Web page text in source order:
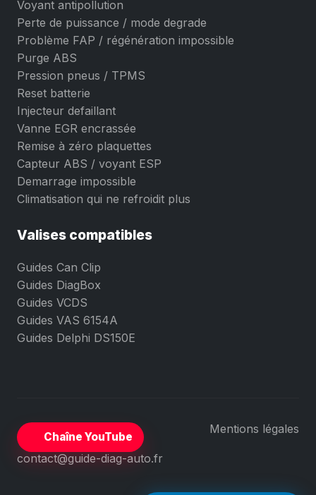
Voyant antipollution
Perte de puissance / mode degrade
Problème FAP / régénération impossible
Purge ABS
Pression pneus / TPMS
Reset batterie
Injecteur defaillant
Vanne EGR encrassée
Remise à zéro plaquettes
Capteur ABS / voyant ESP
Demarrage impossible
Climatisation qui ne refroidit plus
Valises compatibles
Guides Can Clip
Guides DiagBox
Guides VCDS
Guides VAS 6154A
Guides Delphi DS150E
Chaîne YouTube
Mentions légales
contact@guide-diag-auto.fr